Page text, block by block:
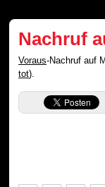
Nachruf
Voraus-Nachruf auf
tot).